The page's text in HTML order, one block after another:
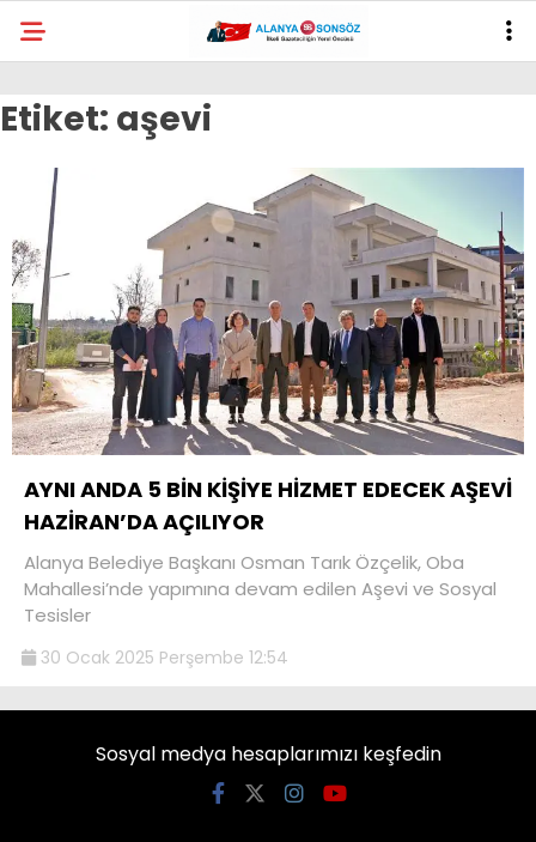
Etiket: aşevi
AYNI ANDA 5 BİN KİŞİYE HİZMET EDECEK AŞEVİ
HAZİRAN’DA AÇILIYOR
Alanya Belediye Başkanı Osman Tarık Özçelik, Oba
Mahallesi’nde yapımına devam edilen Aşevi ve Sosyal
Tesisler
30 Ocak 2025 Perşembe 12:54
Sosyal medya hesaplarımızı keşfedin